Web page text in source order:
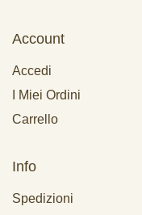
Account
Accedi
I Miei Ordini
Carrello
Info
Spedizioni